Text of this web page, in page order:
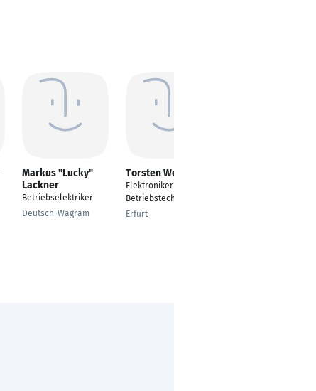
Markus "Lucky"
Lackner
Betriebselektriker
Deutsch-Wagram
Torsten Wedekind
Elektroniker für
Betriebstechnik
Erfurt